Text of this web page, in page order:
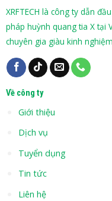
XRFTECH là công ty dẫn
pháp huỳnh quang tia X tại
chuyên gia giàu kinh
Về công ty
Giới thiệu
Dịch vụ
Tuyển dụng
Tin tức
Liên hệ